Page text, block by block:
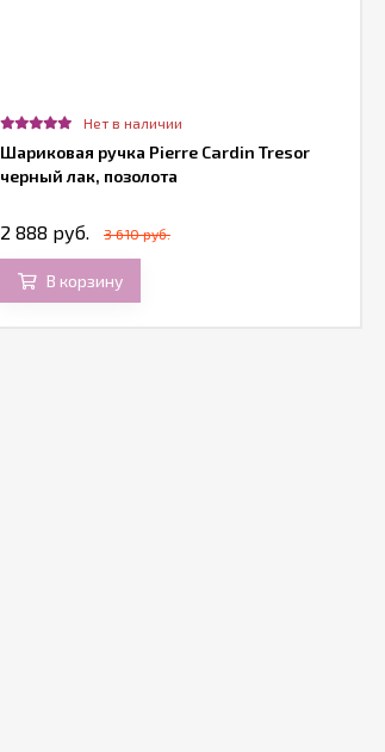
Нет в наличии
Шариковая ручка Pierre Cardin Tresor
черный лак, позолота
2 888 руб. 3 610 руб.
В корзину